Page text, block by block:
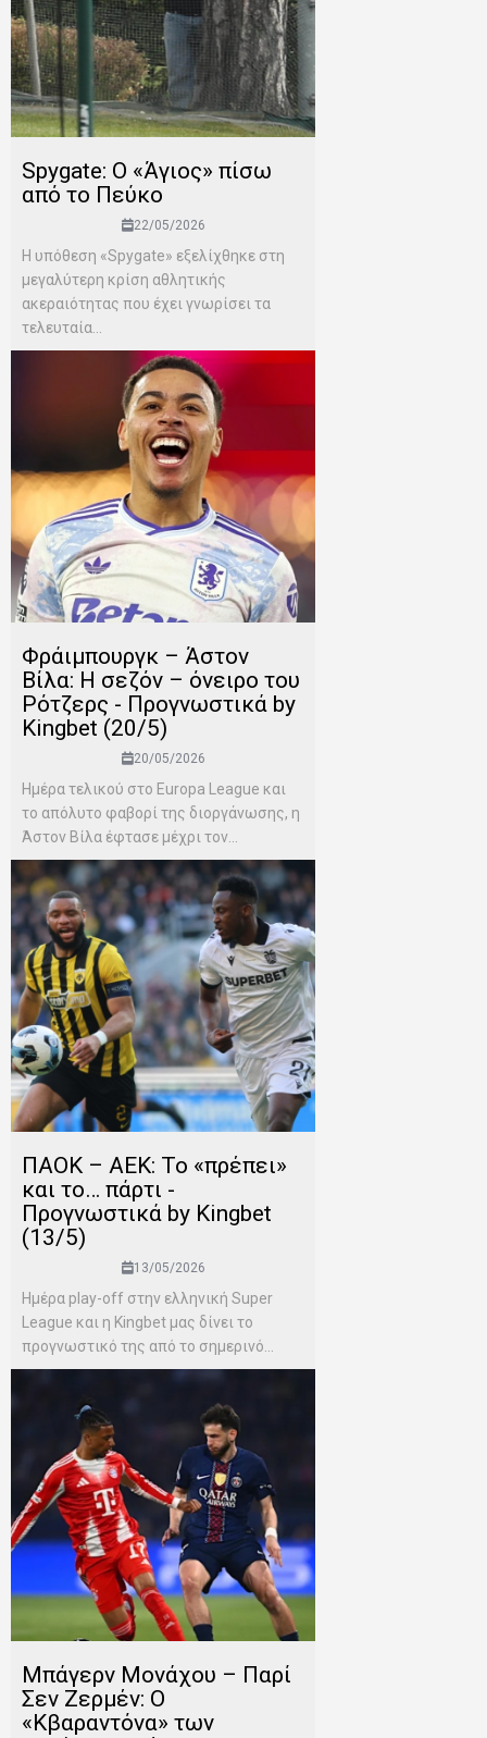
Spygate: Ο «Άγιος» πίσω
από το Πεύκο
22/05/2026
Η υπόθεση «Spygate» εξελίχθηκε στη
μεγαλύτερη κρίση αθλητικής
ακεραιότητας που έχει γνωρίσει τα
τελευταία...
Φράιμπουργκ – Άστον
Βίλα: Η σεζόν – όνειρο του
Ρότζερς - Προγνωστικά by
Kingbet (20/5)
20/05/2026
Ημέρα τελικού στο Europa League και
το απόλυτο φαβορί της διοργάνωσης, η
Άστον Βίλα έφτασε μέχρι τον...
ΠΑΟΚ – ΑΕΚ: Το «πρέπει»
και το… πάρτι -
Προγνωστικά by Kingbet
(13/5)
13/05/2026
Ημέρα play-off στην ελληνική Super
League και η Kingbet μας δίνει το
προγνωστικό της από το σημερινό...
Μπάγερν Μονάχου – Παρί
Σεν Ζερμέν: Ο
«Κβαραντόνα» των